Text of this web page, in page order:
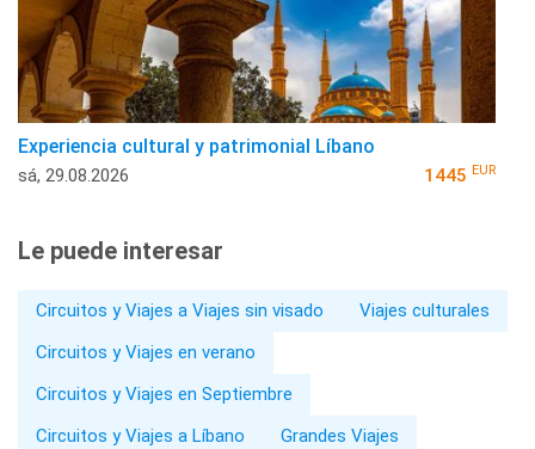
Experiencia cultural y patrimonial Líbano
sá, 29.08.2026 1445 EUR
Le puede interesar
Circuitos y Viajes a Viajes sin visado
Viajes culturales
Circuitos y Viajes en verano
Circuitos y Viajes en Septiembre
Circuitos y Viajes a Líbano
Grandes Viajes